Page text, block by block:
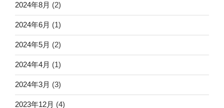
2024年8月 (2)
2024年6月 (1)
2024年5月 (2)
2024年4月 (1)
2024年3月 (3)
2023年12月 (4)